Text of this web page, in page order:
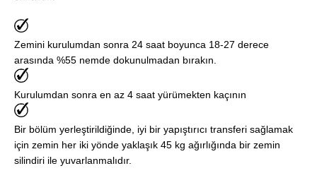
Zemini kurulumdan sonra 24 saat boyunca 18-27 derece
arasında %55 nemde dokunulmadan bırakın.
Kurulumdan sonra en az 4 saat yürümekten kaçının
Bir bölüm yerleştirildiğinde, iyi bir yapıştırıcı transferi sağlamak
için zemin her iki yönde yaklaşık 45 kg ağırlığında bir zemin
silindiri ile yuvarlanmalıdır.